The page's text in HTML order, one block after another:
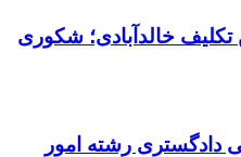
تکلیف خالدآبادی؛ شکوری
رشته امور